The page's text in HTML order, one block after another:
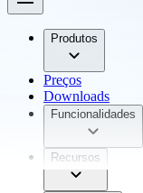
Produtos
Preços
Downloads
Funcionalidades
Recursos